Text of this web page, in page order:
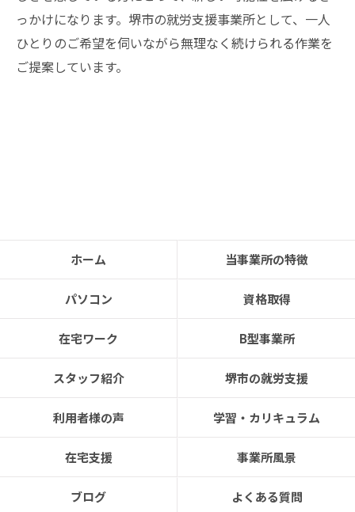
っかけになります。堺市の就労支援事業所として、一人
ひとりのご希望を伺いながら無理なく続けられる作業を
ご提案しています。
ホーム 当事業所の特徴
パソコン 資格取得
在宅ワーク B型事業所
スタッフ紹介 堺市の就労支援
利用者様の声 学習・カリキュラム
在宅支援 事業所風景
ブログ よくある質問